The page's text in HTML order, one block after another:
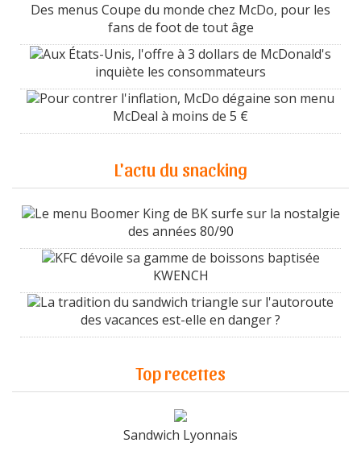
Des menus Coupe du monde chez McDo, pour les
fans de foot de tout âge
Aux États-Unis, l'offre à 3 dollars de McDonald's
inquiète les consommateurs
Pour contrer l'inflation, McDo dégaine son menu
McDeal à moins de 5 €
L'actu du snacking
Le menu Boomer King de BK surfe sur la nostalgie
des années 80/90
KFC dévoile sa gamme de boissons baptisée
KWENCH
La tradition du sandwich triangle sur l'autoroute
des vacances est-elle en danger ?
Top recettes
Sandwich Lyonnais